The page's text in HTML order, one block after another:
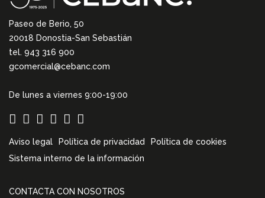
Paseo de Berio, 50
20018 Donostia-San Sebastián
tel. 943 316 900
gcomercial@cebanc.com
De lunes a viernes 9:00-19:00
Aviso legal Política de privacidad
Política de cookies
Sistema interno de la información
CONTACTA CON NOSOTROS